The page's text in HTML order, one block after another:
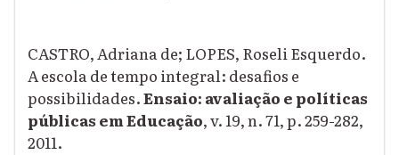
CASTRO, Adriana de; LOPES, Roseli Esquerdo.
A escola de tempo integral: desafios e
possibilidades.Ensaio: avaliação e políticas
públicas em Educação, v. 19, n. 71, p. 259-282,
2011.